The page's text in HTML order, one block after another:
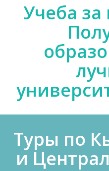
Учеба
Туры по
и